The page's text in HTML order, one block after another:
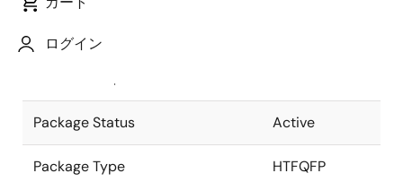
ログイン
JEITA Standard
The JEITA standard to which the
Package Status Active
Package Type HTFQFP